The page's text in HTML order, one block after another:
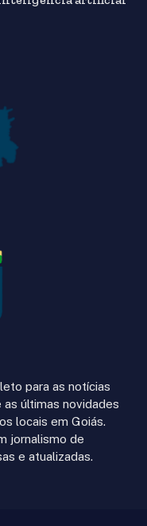
para as notícias
últimas novidades
locais em Goiás.
jornalismo de
e atualizadas.